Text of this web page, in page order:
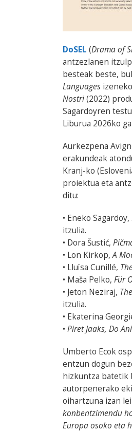
DoSEL (Drama of
antzezlanen
besteak beste,
Languages
Nostri(2022)
Sagardoyren
Liburua 2026ko
Aurkezpena
erakundeak
Kranj-ko
proiektua eta
ditu:
• Eneko Sagardoy,
itzulia.
• Dora Šustić,
• Lon Kirkop,A
• Lluïsa Cunillé,
• Maša Pelko, Für
• Jeton Neziraj,
itzulia.
• Ekaterina
• Piret Jaaks, Do
Umberto Ecok
entzun dogun
hizkuntza batetik
autorpenerako
oihartzuna izan
konbentzimendu
Europa osoko eta